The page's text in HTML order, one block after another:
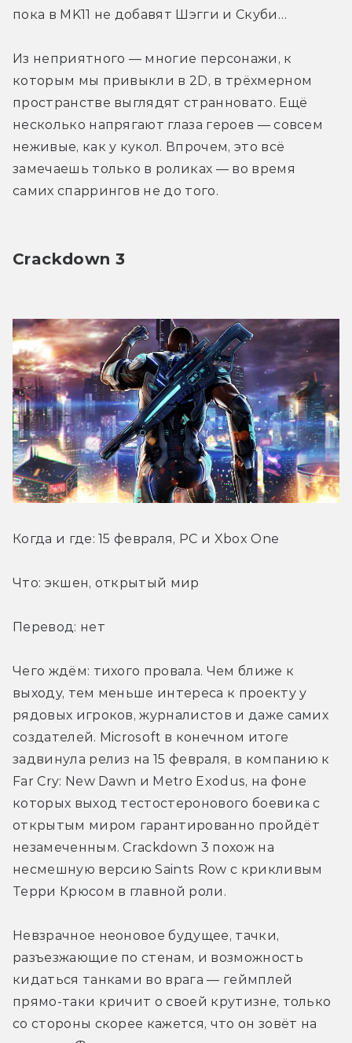
пока в MK11 не добавят Шэгги и Скуби…
Из неприятного — многие персонажи, к
которым мы привыкли в 2D, в трёхмерном
пространстве выглядят странновато. Ещё
несколько напрягают глаза героев — совсем
неживые, как у кукол. Впрочем, это всё
замечаешь только в роликах — во время
самих спаррингов не до того.
Crackdown 3
Когда и где: 15 февраля, PC и Xbox One
Что: экшен, открытый мир
Перевод: нет
Чего ждём: тихого провала. Чем ближе к
выходу, тем меньше интереса к проекту у
рядовых игроков, журналистов и даже самих
создателей. Microsoft в конечном итоге
задвинула релиз на 15 февраля, в компанию к
Far Cry: New Dawn и Metro Exodus, на фоне
которых выход тестостеронового боевика с
открытым миром гарантированно пройдёт
незамеченным. Crackdown 3 похож на
несмешную версию Saints Row с крикливым
Терри Крюсом в главной роли.
Невзрачное неоновое будущее, тачки,
разъезжающие по стенам, и возможность
кидаться танками во врага — геймплей
прямо-таки кричит о своей крутизне, только
со стороны скорее кажется, что он зовёт на